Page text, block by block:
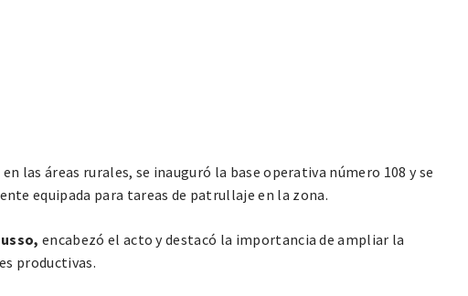
las áreas rurales, se inauguró la base operativa número 108 y se
equipada para tareas de patrullaje en la zona.
encabezó el acto y destacó la importancia de ampliar la
productivas.